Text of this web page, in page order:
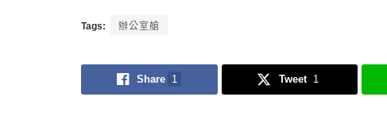
Tags: 辦公室艙
Share 1 Tweet 1